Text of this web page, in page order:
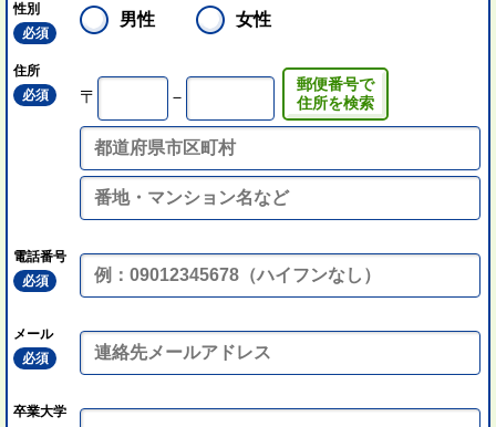
性別
必須
男性 女性
住所
必須
〒 －
郵便番号で
住所を検索
電話番号
必須
メール
必須
卒業大学